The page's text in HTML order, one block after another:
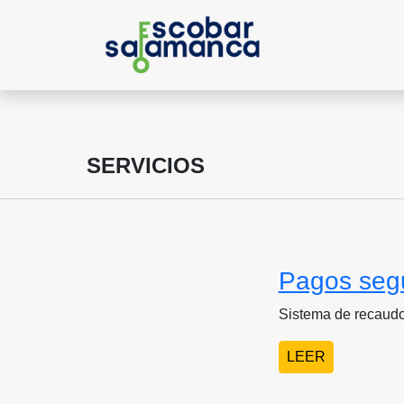
SERVICIOS
Pagos
Sistema de
LEER